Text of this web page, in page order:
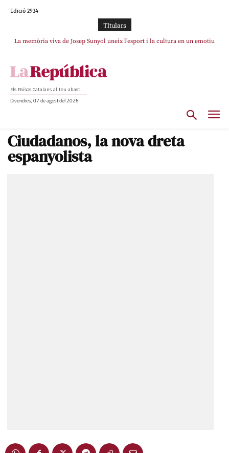
Edició 2934
TItulars
La memòria viva de Josep Sunyol uneix l’esport i la cultura en un emotiu
La “dignitat” a mitges de Marc Puigtió: renuncia a Girona pels àudios però
Els Països Catalans al teu abast
Divendres, 07 de agost del 2026
Ciudadanos, la nova dreta
espanyolista